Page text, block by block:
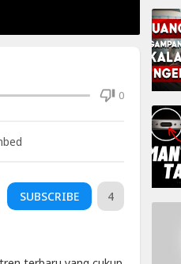
0
SUBSCRIBE 4